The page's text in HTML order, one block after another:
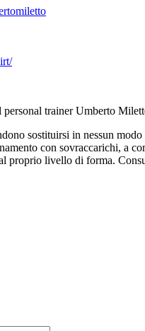
personal trainer Umberto
sostituirsi in nessun
con sovraccarichi, a
proprio livello di forma.